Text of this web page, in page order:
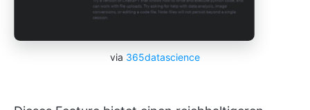
via 365datascience